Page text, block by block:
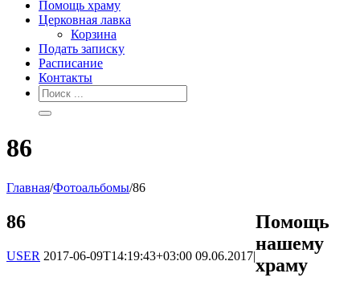
Помощь храму
Церковная лавка
Корзина
Подать записку
Расписание
Контакты
86
Главная/Фотоальбомы/86
86
USER 2017-06-09T14:19:43+03:00 09.06.2017|
Помощь
нашему
храму